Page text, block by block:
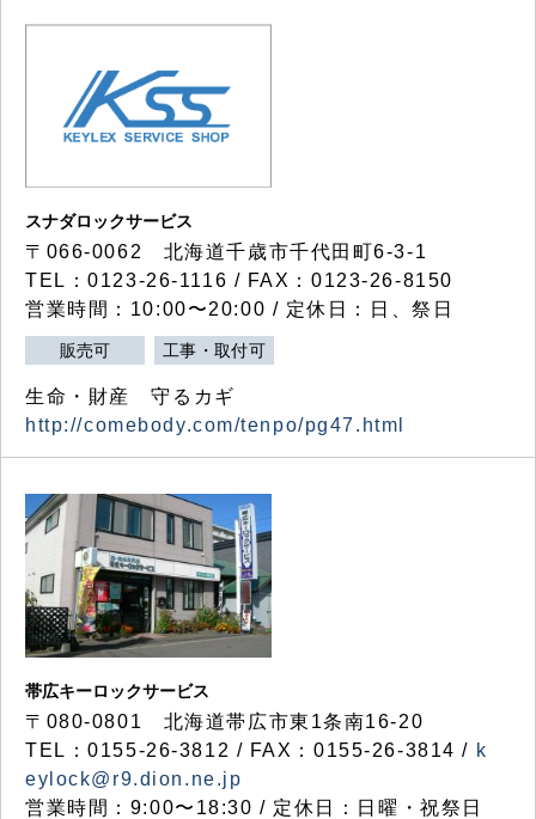
スナダロックサービス
〒066-0062 北海道千歳市千代田町6-3-1
TEL：0123-26-1116 / FAX：0123-26-8150
営業時間：10:00〜20:00 / 定休日：日、祭日
販売可 工事・取付可
生命・財産 守るカギ
http://comebody.com/tenpo/pg47.html
帯広キーロックサービス
〒080-0801 北海道帯広市東1条南16-20
TEL：0155-26-3812 / FAX：0155-26-3814 / k
eylock@r9.dion.ne.jp
営業時間：9:00〜18:30 / 定休日：日曜・祝祭日